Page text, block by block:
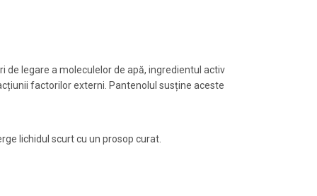
legare a moleculelor de apă, ingredientul activ
factorilor externi. Pantenolul susține aceste
lichidul scurt cu un prosop curat.